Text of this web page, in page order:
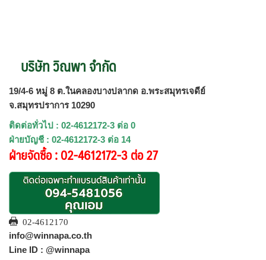
บริษัท วิณพา จำกัด
19/4-6 หมู่ 8 ต.ในคลองบางปลากด อ.พระสมุทรเจดีย์
จ.สมุทรปราการ 10290
ติดต่อทั่วไป : 02-4612172-3 ต่อ 0
ฝ่ายบัญชี : 02-4612172-3 ต่อ 14
ฝ่ายจัดซื้อ : 02-4612172-3 ต่อ 27
02-4612170
info@winnapa.co.th
Line ID : @winnapa